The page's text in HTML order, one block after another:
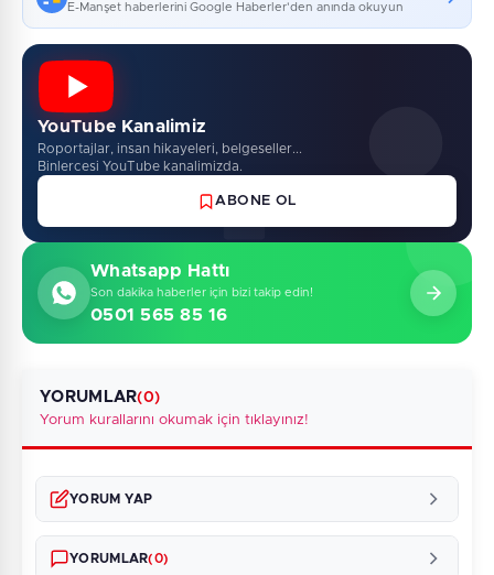
E-Manşet haberlerini Google Haberler'den anında okuyun
YouTube Kanalimiz
Roportajlar, insan hikayeleri, belgeseller...
Binlercesi YouTube kanalimizda.
ABONE OL
Whatsapp Hattı
Son dakika haberler için bizi takip edin!
0501 565 85 16
YORUMLAR(0)
Yorum kurallarını okumak için tıklayınız!
YORUM YAP
YORUMLAR(0)